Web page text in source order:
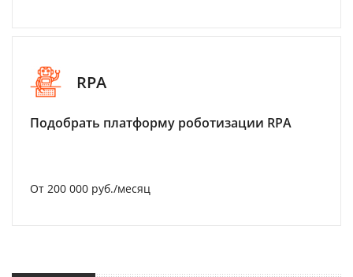
RPA
Подобрать платформу роботизации RPA
От 200 000 руб./месяц